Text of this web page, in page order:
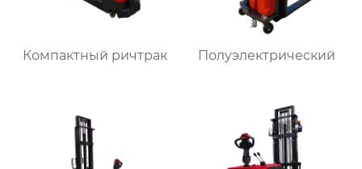
Компактный ричтрак Полуэлектрический